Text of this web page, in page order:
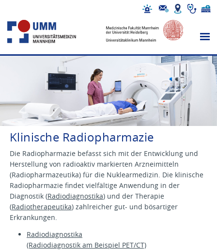
Klinische Radiopharmazie
Die Radiopharmazie befasst sich mit der Entwicklung und
Herstellung von radioaktiv markierten Arzneimitteln
(Radiopharmazeutika) für die Nuklearmedizin. Die klinische
Radiopharmazie findet vielfältige Anwendung in der
Diagnostik (Radiodiagnostika) und der Therapie
(Radiotherapeutika) zahlreicher gut- und bösartiger
Erkrankungen.
Radiodiagnostika
(Radiodiagnostik am Beispiel PET/CT)